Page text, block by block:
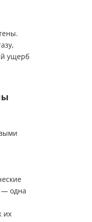
ущерб
— одна
их
Вам перезвоним